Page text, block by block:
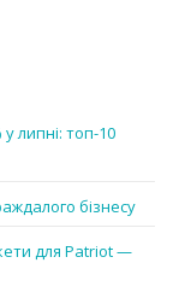
липні: топ-10
бізнесу
для Patriot —